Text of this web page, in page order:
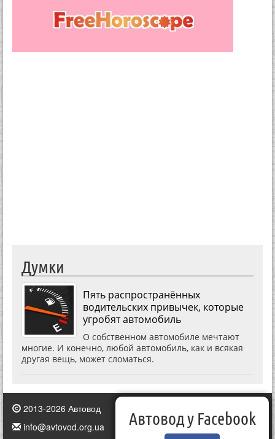
Думки
Пять распространённых
водительских привычек, которые
угробят автомобиль
О собственном автомобиле мечтают
многие. И конечно, любой автомобиль, как и всякая
другая вещь, может сломаться.
2013-2026 Автовод
info@avtovod.org.ua
Автовод у Facebook